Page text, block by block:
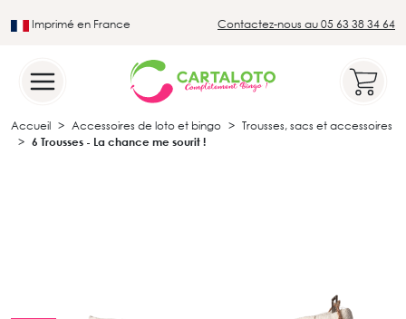
Imprimé en France Contactez-nous au 05 63 38 34 64
Accueil Accessoires de loto et bingo
Trousses, sacs et accessoires
6 Trousses - La chance me sourit !